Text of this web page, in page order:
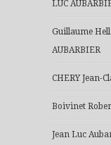
LUC
Guillaume
AUBARBIER
CHERY Jean-
Boivinet
Jean Luc